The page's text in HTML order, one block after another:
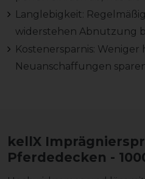
Langlebigkeit:
widerstehen Abnutzung
Kostenersparnis:
Neuanschaffungen
kellX
Pferdedecken -